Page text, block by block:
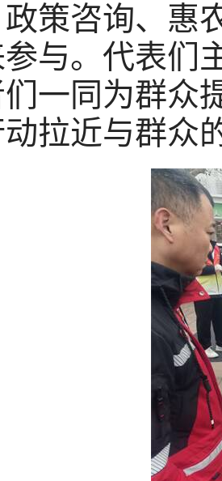
策咨询、惠
与。代表们
一同为群众
动拉近与群众